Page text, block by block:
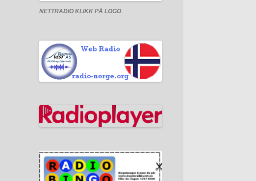
NETTRADIO KLIKK PÅ LOGO